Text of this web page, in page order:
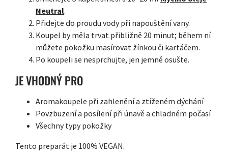
Neutral.
Přidejte do proudu vody při napouštění vany.
Koupel by měla trvat přibližně 20 minut; během ní
můžete pokožku masírovat žínkou či kartáčem.
Po koupeli se nesprchujte, jen jemně osušte.
JE VHODNÝ PRO
Aromakoupele při zahlenění a ztíženém dýchání
Povzbuzení a posílení při únavě a chladném počasí
Všechny typy pokožky
Tento preparát je 100% VEGAN.